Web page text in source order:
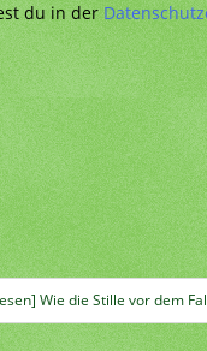
du in der
Wie die Stille vor dem